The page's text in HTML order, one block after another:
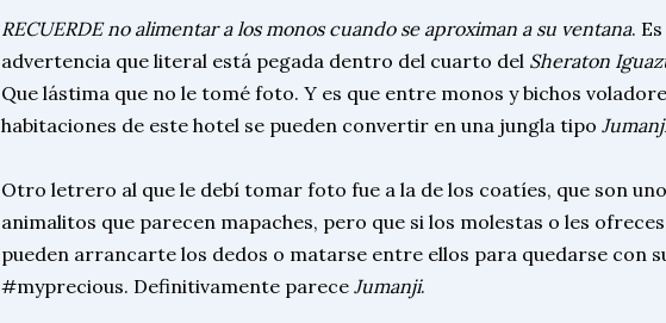
RECUERDE no alimentar a los monos cuando se aproximan a su ventana.
advertencia que literal está pegada dentro del cuarto del Sheraton
Que lástima que no le tomé foto. Y es que entre monos y bichos
habitaciones de este hotel se pueden convertir en una jungla tipo
Otro letrero al que le debí tomar foto fue a la de los coatíes, que son
animalitos que parecen mapaches, pero que si los molestas o les
pueden arrancarte los dedos o matarse entre ellos para quedarse con
#myprecious. Definitivamente parece Jumanji.